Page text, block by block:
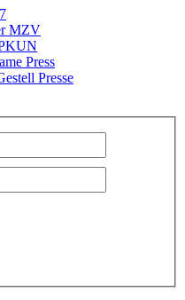
MZV
Press
Presse